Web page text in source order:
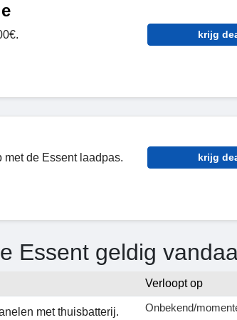
krijg
met de Essent laadpas. krijg
Essent geldig
Verloopt op
met thuisbatterij. Onbekend/